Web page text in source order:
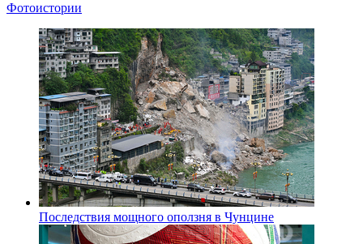
Фотоистории
Последствия мощного оползня в Чунцине